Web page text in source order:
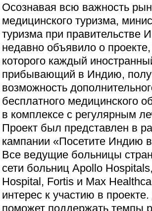
Осознавая всю важность
медицинского туризма,
туризма при правительстве
недавно объявило о
которого каждый
прибывающий в Индию,
возможность
бесплатного медицинского
в комплексе с регулярным
Проект был представлен в
кампании «Посетите Индию
Все ведущие больницы
сети больниц Apollo
Hospital, Fortis и Max
интерес к участию в
поможет поддержать темпы